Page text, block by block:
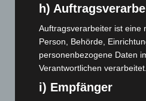
Februar 2025(96)
Januar 2025(88)
Dezember 2024(89)
November 2024(94)
Oktober 2024
(93)
h)
Auftragsverarbeiter ist eine
Person, Behörde,
personenbezogene Daten
Verantwortlichen verarbeitet.
i) Empfänger